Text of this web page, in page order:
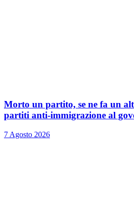
Morto un partito, se ne fa un
partiti anti-immigrazione al
7 Agosto 2026